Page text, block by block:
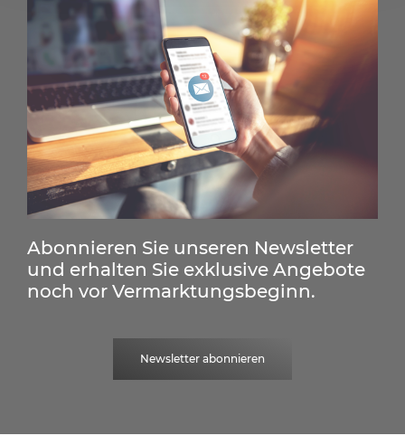
Abonnieren Sie unseren Newsletter
und erhalten Sie exklusive Angebote
noch vor Vermarktungsbeginn.
Newsletter abonnieren